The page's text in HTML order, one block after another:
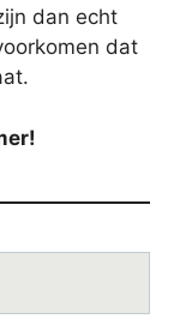
dan echt
dat